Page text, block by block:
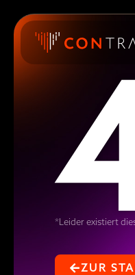
*Leider existiert
ZUR